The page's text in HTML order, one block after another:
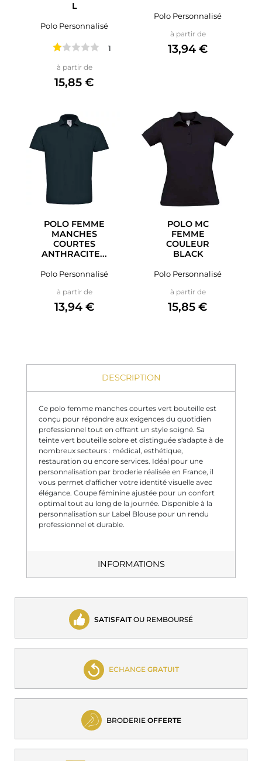
L
Polo Personnalisé
1 avis
à partir dePrix
15,85 €
Polo Personnalisé
à partir dePrix
13,94 €
POLO FEMME
MANCHES
COURTES
ANTHRACITE...
Polo Personnalisé
à partir dePrix
13,94 €
POLO MC
FEMME
COULEUR
BLACK
Polo Personnalisé
à partir dePrix
15,85 €
DESCRIPTION
Ce polo femme manches courtes vert bouteille est
conçu pour répondre aux exigences du quotidien
professionnel tout en offrant un style soigné. Sa
teinte vert bouteille sobre et distinguée s'adapte à de
nombreux secteurs : médical, esthétique,
restauration ou encore services. Idéal pour une
personnalisation par broderie réalisée en France, il
vous permet d'afficher votre identité visuelle avec
élégance. Coupe féminine ajustée pour un confort
optimal tout au long de la journée. Disponible à la
personnalisation sur Label Blouse pour un rendu
professionnel et durable.
INFORMATIONS
SATISFAITOU REMBOURSÉ
ECHANGE GRATUIT
BRODERIE OFFERTE